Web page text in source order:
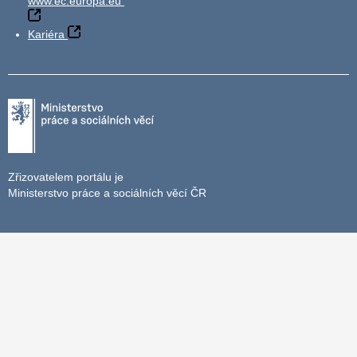
Kariéra
Zřizovatelem portálu je
Ministerstvo práce a sociálních věcí ČR